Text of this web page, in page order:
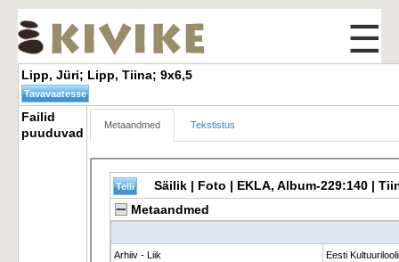
☰
Lipp, Jüri; Lipp, Tiina; 9x6,5
Failid
puuduvad
Metaandmed Tekstistus